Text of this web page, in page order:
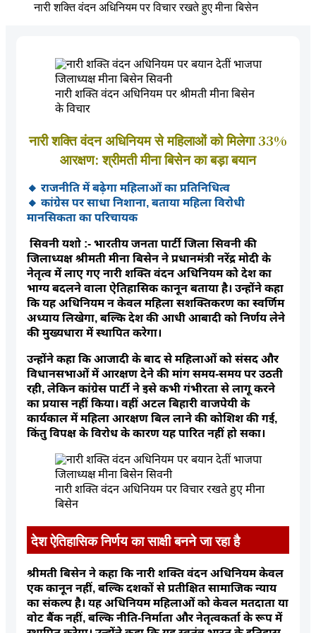
नारी शक्ति वंदन अधिनियम पर विचार रखते हुए मीना बिसेन
नारी शक्ति वंदन अधिनियम पर श्रीमती मीना बिसेन
के विचार
नारी शक्ति वंदन अधिनियम से महिलाओं को मिलेगा 33%
आरक्षण: श्रीमती मीना बिसेन का बड़ा बयान
🔸 राजनीति में बढ़ेगा महिलाओं का प्रतिनिधित्व
🔸 कांग्रेस पर साधा निशाना, बताया महिला विरोधी
मानसिकता का परिचायक
सिवनी यशो :- भारतीय जनता पार्टी जिला सिवनी की
जिलाध्यक्ष श्रीमती मीना बिसेन ने प्रधानमंत्री नरेंद्र मोदी के
नेतृत्व में लाए गए नारी शक्ति वंदन अधिनियम को देश का
भाग्य बदलने वाला ऐतिहासिक कानून बताया है। उन्होंने कहा
कि यह अधिनियम न केवल महिला सशक्तिकरण का स्वर्णिम
अध्याय लिखेगा, बल्कि देश की आधी आबादी को निर्णय लेने
की मुख्यधारा में स्थापित करेगा।
उन्होंने कहा कि आजादी के बाद से महिलाओं को संसद और
विधानसभाओं में आरक्षण देने की मांग समय-समय पर उठती
रही, लेकिन कांग्रेस पार्टी ने इसे कभी गंभीरता से लागू करने
का प्रयास नहीं किया। वहीं अटल बिहारी वाजपेयी के
कार्यकाल में महिला आरक्षण बिल लाने की कोशिश की गई,
किंतु विपक्ष के विरोध के कारण यह पारित नहीं हो सका।
नारी शक्ति वंदन अधिनियम पर विचार रखते हुए मीना
बिसेन
देश ऐतिहासिक निर्णय का साक्षी बनने जा रहा है
श्रीमती बिसेन ने कहा कि नारी शक्ति वंदन अधिनियम केवल
एक कानून नहीं, बल्कि दशकों से प्रतीक्षित सामाजिक न्याय
का संकल्प है। यह अधिनियम महिलाओं को केवल मतदाता या
वोट बैंक नहीं, बल्कि नीति-निर्माता और नेतृत्वकर्ता के रूप में